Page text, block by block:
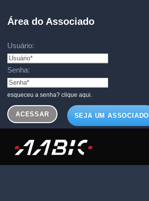
Área do Associado
Usuário:
Senha:
esqueceu a senha? clique aqui.
SEJA UM ASSOCIADO